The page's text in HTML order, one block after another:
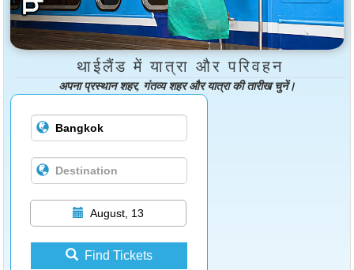
थाईलैंड में यात्रा और परिवहन
अपना प्रस्थान शहर, गंतव्य शहर और यात्रा की तारीख चुनें।
August, 13
Find Tickets